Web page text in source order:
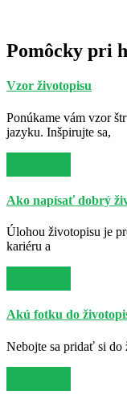
Pomôcky pri
Vzor životopisu
Ponúkame vám vzor
jazyku. Inšpirujte sa,
Ako napísať dobrý
Úlohou životopisu je
kariéru a
Akú fotku do
Nebojte sa pridať si do